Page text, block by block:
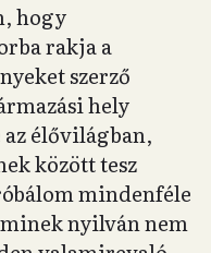
hogy
rakja a
szerző
hely
élővilágban,
között tesz
mindenféle
nyilván nem